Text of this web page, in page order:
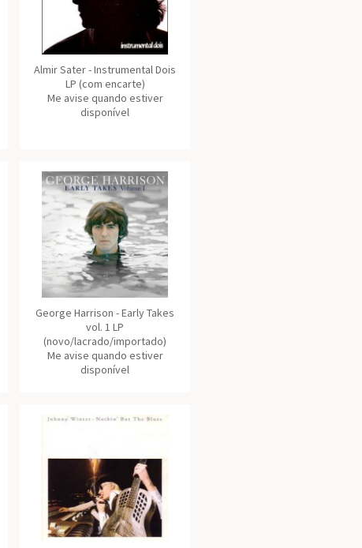
Almir Sater - Instrumental Dois
LP (com encarte)
Me avise quando estiver
disponível
George Harrison - Early Takes
vol. 1 LP
(novo/lacrado/importado)
Me avise quando estiver
disponível